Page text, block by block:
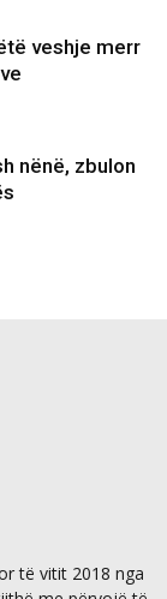
veshje merr
nënë, zbulon
të vitit 2018 nga